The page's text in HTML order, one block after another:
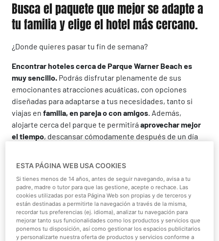
Busca el paquete que mejor se adapte a
tu familia y elige el hotel más cercano.
¿Donde quieres pasar tu fin de semana?
Encontrar hoteles cerca de Parque Warner Beach es
muy sencillo. Podrás disfrutar plenamente de sus
emocionantes atracciones acuáticas, con opciones
diseñadas para adaptarse a tus necesidades, tanto si
viajas en familia, en pareja o con amigos. Además,
alojarte cerca del parque te permitiráaprovechar mejor
el tiempo, descansar cómodamente después de un día
¡Reservar ya!
ESTA PÁGINA WEB USA COOKIES
Si tienes menos de 14 años, antes de seguir navegando, avisa a tu
padre, madre o tutor para que las gestione, acepte o rechace. Las
cookies utilizadas por esta Página Web son propias y de terceros y
están destinadas a permitirte la navegación a través de la misma,
recordar tus preferencias (ej. idioma), analizar tu navegación para
mejorar tanto sus funcionalidades como los productos y servicios que
ponemos tu disposición, así como gestionar los espacios publicitarios
y personalizarte nuestra oferta de productos y servicios conforme a